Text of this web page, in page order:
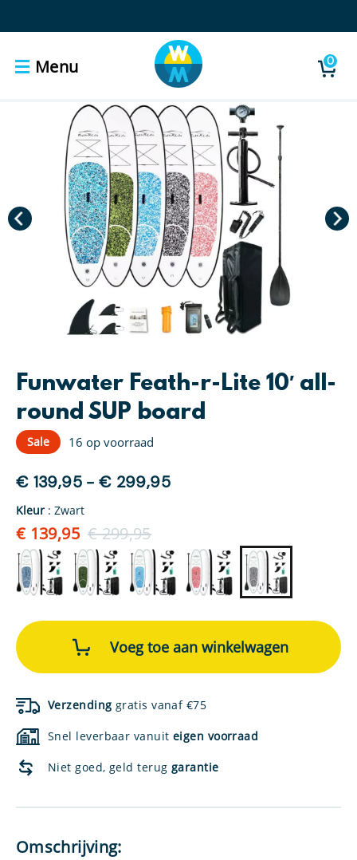
Menu 0
Funwater Feath-r-Lite 10′ all-
round SUP board
Sale 16 op voorraad
€ 139,95 - € 299,95Prijsklasse:
€ 299,95
Kleur : Zwart
€299,95
was:
€ 299,95.
€139,95
is:
€ 139,95.
Funwater
Feath-
r-
Lite
all-
round
SUP
board
aantal
Voeg toe aan winkelwagen
Verzending gratis vanaf €75
Snel leverbaar vanuit eigen voorraad
Niet goed, geld terug garantie
Omschrijving: